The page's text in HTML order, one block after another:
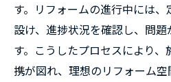
す。リフォームの進行中には
設け、進捗状況を確認し、問
す。こうしたプロセスにより
携が図れ、理想のリフォーム